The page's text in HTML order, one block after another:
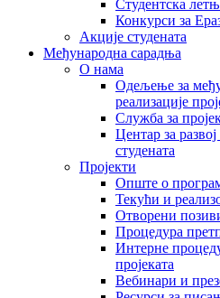
Студентска
Конкурси за
Акције студената
Међународна сарадња
О нама
Одељење за
реализације
Служба за
Центар за
студената
Пројекти
Опште о
Текући и
Отворени
Процедура
Интерне
пројеката
Вебинари и